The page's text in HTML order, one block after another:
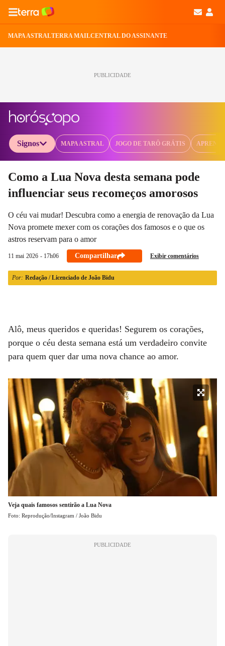
MAPA ASTRALTERRA MAILCENTRAL DO ASSINANTE
PUBLICIDADE
Signos MAPA ASTRAL JOGO DE TARÔ GRÁTIS
Selecione o signo para ver as notícias
Áries
21/03 a 20/04
Touro
21/04 a 20/05
Gêmeos
21/05 a 20/06
Câncer
21/06 a 21/07
Como a Lua Nova desta semana pode
influenciar seus recomeços amorosos
O céu vai mudar! Descubra como a energia de renovação da Lua
Nova promete mexer com os corações dos famosos e o que os
astros reservam para o amor
11 mai 2026 - 17h06 Compartilhar Exibir comentários
Por: Redação / Licenciado de João Bidu
Alô, meus queridos e queridas! Segurem os corações,
porque o céu desta semana está um verdadeiro convite
para quem quer dar uma nova chance ao amor.
Veja quais famosos sentirão a Lua Nova
Foto: Reprodução/Instagram / João Bidu
PUBLICIDADE